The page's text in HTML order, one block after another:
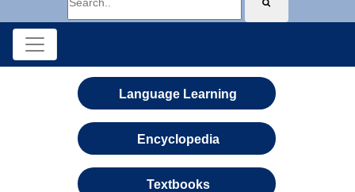
Language Learning
Encyclopedia
Textbooks